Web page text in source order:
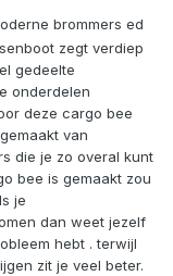
brommers ed
zegt verdiep
gedeelte
onderdelen
deze cargo bee
van
die je zo overal kunt
bee is gemaakt zou
je
dan weet jezelf
hebt . terwijl
zit je veel beter.